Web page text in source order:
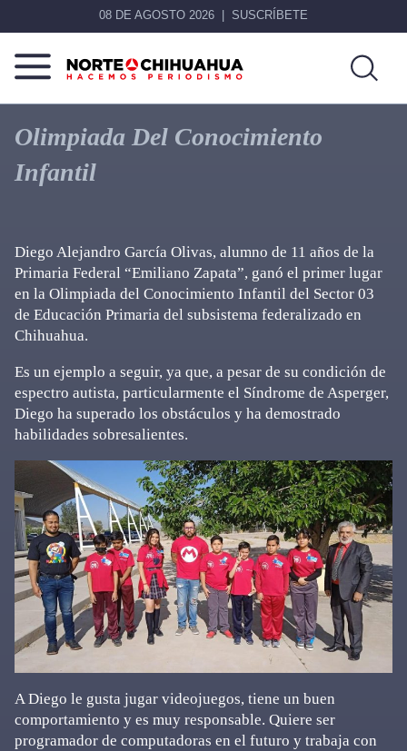
08 DE AGOSTO 2026 SUSCRÍBETE
Norte
De
Chihuahua
Más
que
noticias,
hacemos periodismo
Olimpiada Del Conocimiento
Infantil
Diego Alejandro García Olivas, alumno de 11 años de la
Primaria Federal “Emiliano Zapata”, ganó el primer lugar
en la Olimpiada del Conocimiento Infantil del Sector 03
de Educación Primaria del subsistema federalizado en
Chihuahua.
Es un ejemplo a seguir, ya que, a pesar de su condición de
espectro autista, particularmente el Síndrome de Asperger,
Diego ha superado los obstáculos y ha demostrado
habilidades sobresalientes.
A Diego le gusta jugar videojuegos, tiene un buen
comportamiento y es muy responsable. Quiere ser
programador de computadoras en el futuro y trabaja con